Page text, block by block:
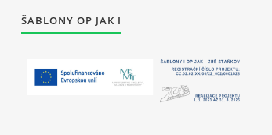
ŠABLONY OP JAK I